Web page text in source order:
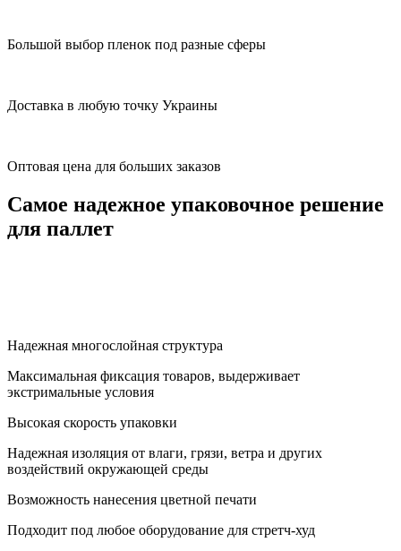
Большой выбор пленок под разные сферы
Доставка в любую точку Украины
Оптовая цена для больших заказов
Самое надежное упаковочное решение
для паллет
Надежная многослойная структура
Максимальная фиксация товаров, выдерживает
экстримальные условия
Высокая скорость упаковки
Надежная изоляция от влаги, грязи, ветра и других
воздействий окружающей среды
Возможность нанесения цветной печати
Подходит под любое оборудование для стретч-худ